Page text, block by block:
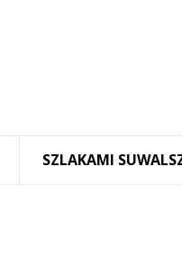
SZLAKAMI